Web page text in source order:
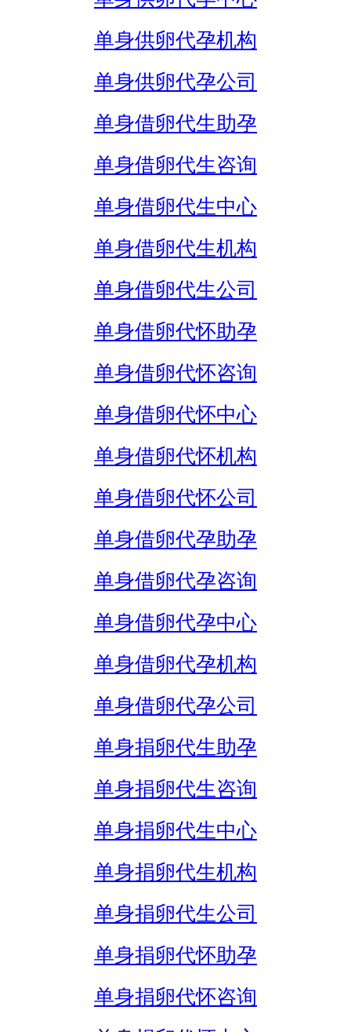
单身供卵代孕机构
单身供卵代孕公司
单身借卵代生助孕
单身借卵代生咨询
单身借卵代生中心
单身借卵代生机构
单身借卵代生公司
单身借卵代怀助孕
单身借卵代怀咨询
单身借卵代怀中心
单身借卵代怀机构
单身借卵代怀公司
单身借卵代孕助孕
单身借卵代孕咨询
单身借卵代孕中心
单身借卵代孕机构
单身借卵代孕公司
单身捐卵代生助孕
单身捐卵代生咨询
单身捐卵代生中心
单身捐卵代生机构
单身捐卵代生公司
单身捐卵代怀助孕
单身捐卵代怀咨询